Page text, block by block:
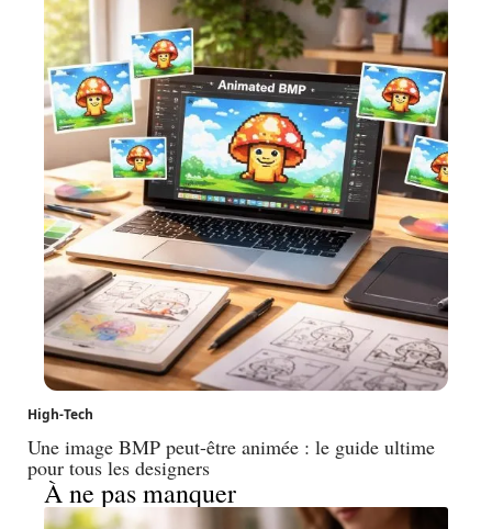
High-Tech
Une image BMP peut-être animée : le guide ultime
pour tous les designers
À ne pas manquer